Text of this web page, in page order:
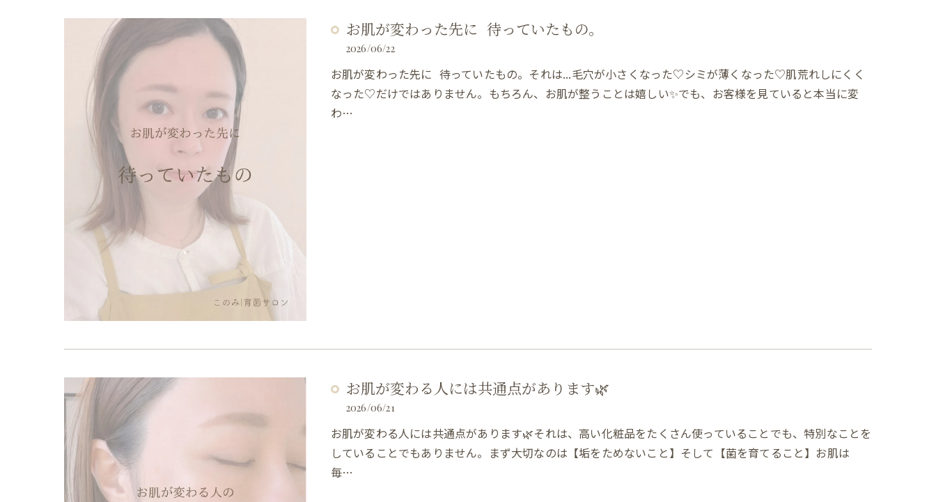
お肌が変わった先に 待っていたもの。
2026/06/22
お肌が変わった先に 待っていたもの。それは...毛穴が小さくなった♡シミが薄くなった♡肌荒れしにくく
なった♡だけではありません。もちろん、お肌が整うことは嬉しい✨でも、お客様を見ていると本当に変
わ…
お肌が変わる人には共通点があります🌿
2026/06/21
お肌が変わる人には共通点があります🌿それは、高い化粧品をたくさん使っていることでも、特別なことを
していることでもありません。まず大切なのは【垢をためないこと】そして【菌を育てること】お肌は
毎…